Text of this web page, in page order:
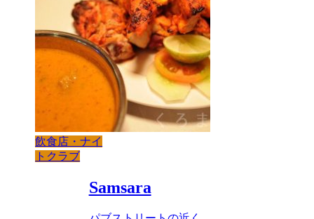
飲食店・ナイ
トクラブ
Samsara